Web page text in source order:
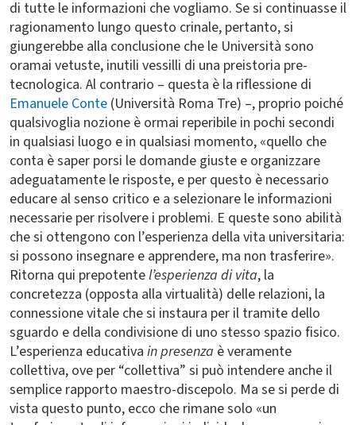
di tutte le informazioni che vogliamo. Se si continuasse il
ragionamento lungo questo crinale, pertanto, si
giungerebbe alla conclusione che le Università sono
oramai vetuste, inutili vessilli di una preistoria pre-
tecnologica. Al contrario – questa è la riflessione di
Emanuele Conte (Università Roma Tre) –, proprio poiché
qualsivoglia nozione è ormai reperibile in pochi secondi
in qualsiasi luogo e in qualsiasi momento, «quello che
conta è saper porsi le domande giuste e organizzare
adeguatamente le risposte, e per questo è necessario
educare al senso critico e a selezionare le informazioni
necessarie per risolvere i problemi. E queste sono abilità
che si ottengono con l’esperienza della vita universitaria:
si possono insegnare e apprendere, ma non trasferire».
Ritorna qui prepotentel’esperienza di vita, la
concretezza (opposta alla virtualità) delle relazioni, la
connessione vitale che si instaura per il tramite dello
sguardo e della condivisione di uno stesso spazio fisico.
L’esperienza educativa in presenza è veramente
collettiva, ove per “collettiva” si può intendere anche il
semplice rapporto maestro-discepolo. Ma se si perde di
vista questo punto, ecco che rimane solo «un